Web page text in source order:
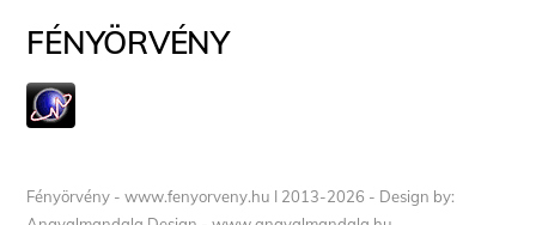
FÉNYÖRVÉNY
Fényörvény - www.fenyorveny.hu I 2013-2026 - Design by: